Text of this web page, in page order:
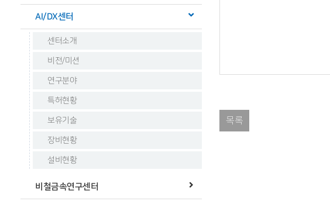
AI/DX센터
센터소개
비전/미션
연구분야
특허현황
보유기술
장비현황
설비현황
비철금속연구센터
목록